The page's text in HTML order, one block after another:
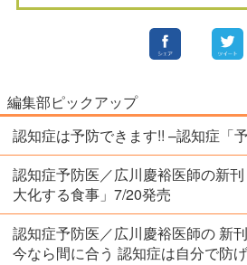
編集部ピックアップ
認知症は予防できます!! –認知症「
認知症予防医／広川慶裕医師の新
大化する食事」7/20発売
認知症予防医／広川慶裕医師の 新
今なら間に合う 認知症は自分で防げ